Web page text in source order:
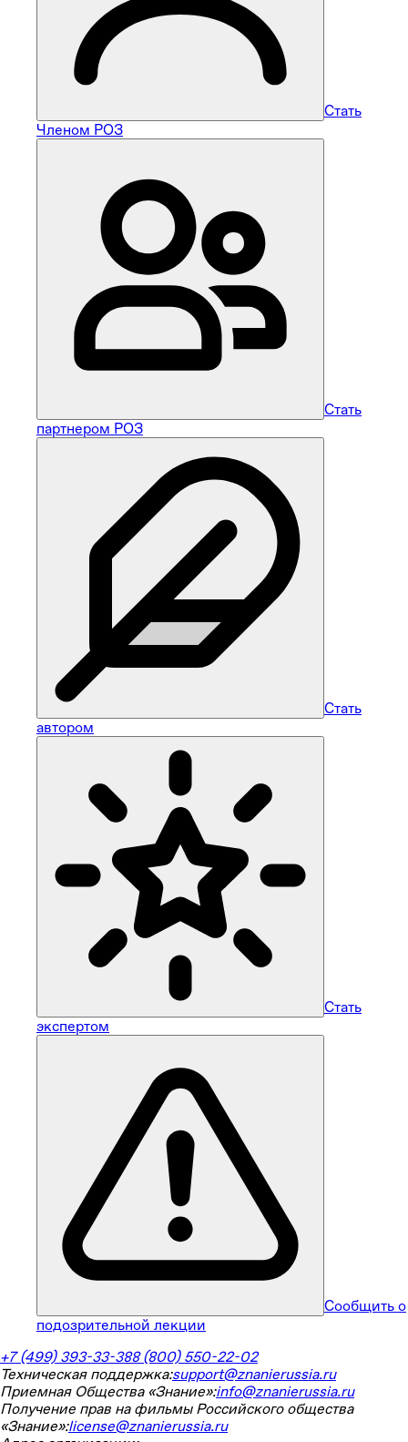
Стать
Членом РОЗ
Стать
партнером РОЗ
Стать
автором
Стать
экспертом
Сообщить о
подозрительной лекции
+7 (499) 393-33-388 (800) 550-22-02
Техническая поддержка:support@znanierussia.ru
Приемная Общества «Знание»:info@znanierussia.ru
Получение прав на фильмы Российского общества
«Знание»:license@znanierussia.ru